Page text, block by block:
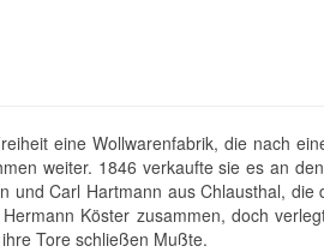
eine Wollwarenfabrik, die nach
weiter. 1846 verkaufte sie es an
Carl Hartmann aus Chlausthal,
Köster zusammen, doch
Tore schließen Mußte.